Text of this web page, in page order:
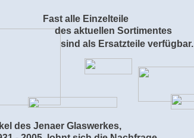
Fast alle Einzelteile
des aktuellen Sortimentes
sind als Ersatzteile verfügbar.
des Jenaer Glaswerkes,